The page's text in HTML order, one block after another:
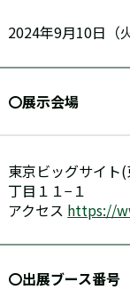
2024年9月10日（
〇展示会場
東京ビッグサイ
丁目１１−１
アクセス https://
〇出展ブース番号